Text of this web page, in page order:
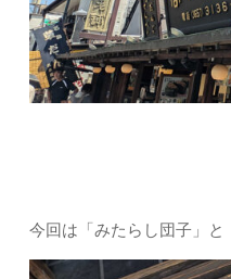
今回は「みたらし団子」と